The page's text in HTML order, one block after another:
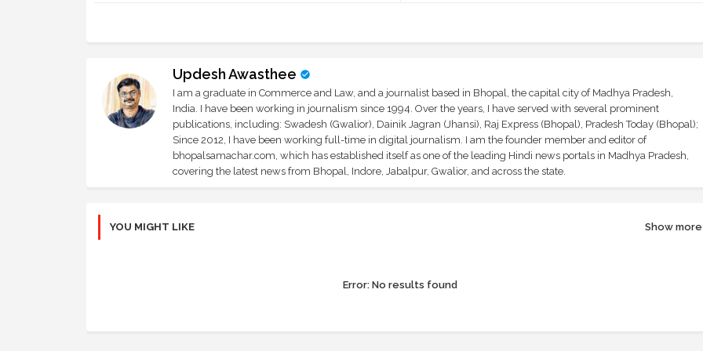
Updesh Awasthee
I am a graduate in Commerce and Law, and a journalist based in Bhopal, the capital city of Madhya Pradesh,
India. I have been working in journalism since 1994. Over the years, I have served with several prominent
publications, including: Swadesh (Gwalior), Dainik Jagran (Jhansi), Raj Express (Bhopal), Pradesh Today (Bhopal);
Since 2012, I have been working full-time in digital journalism. I am the founder member and editor of
bhopalsamachar.com, which has established itself as one of the leading Hindi news portals in Madhya Pradesh,
covering the latest news from Bhopal, Indore, Jabalpur, Gwalior, and across the state.
YOU MIGHT LIKE Show more
Error:No results found